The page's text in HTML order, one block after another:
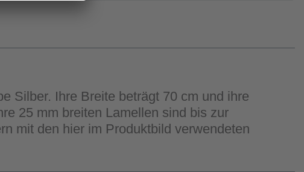
Silber. Ihre Breite beträgt 70 cm und ihre
25 mm breiten Lamellen sind bis zur
mit den hier im Produktbild verwendeten